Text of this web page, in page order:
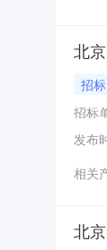
北
招
招标
发布
相关
北